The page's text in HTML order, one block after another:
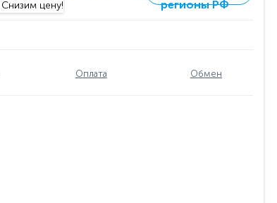
Снизим цену!
регионы РФ
Оплата Обмен